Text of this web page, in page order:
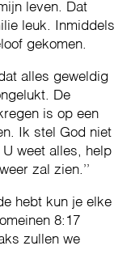
leven. Dat
leuk. Inmiddels
gekomen.
alles geweldig
De
is op een
Ik stel God niet
U weet alles, help
zal zien.’’
hebt kun je elke
8:17
zullen we